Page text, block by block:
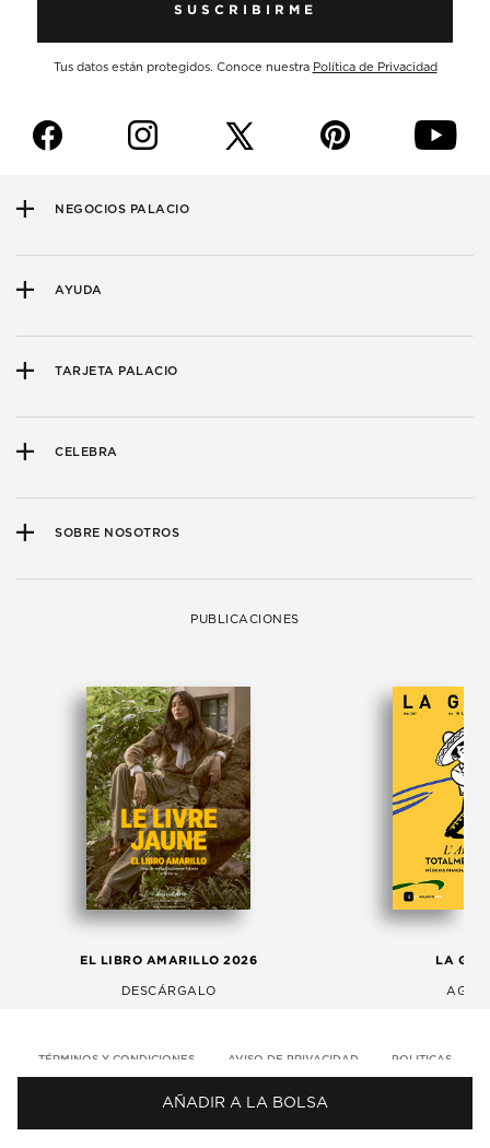
AÑADIR A LA BOLSA
SUSCRIBIRME
Tus datos están protegidos. Conoce nuestra Política de Privacidad
f i p y
NEGOCIOS PALACIO
AYUDA
TARJETA PALACIO
CELEBRA
SOBRE NOSOTROS
PUBLICACIONES
EL LIBRO AMARILLO 2026
DESCÁRGALO
LA
TÉRMINOS Y CONDICIONES AVISO DE PRIVACIDAD POLITICAS